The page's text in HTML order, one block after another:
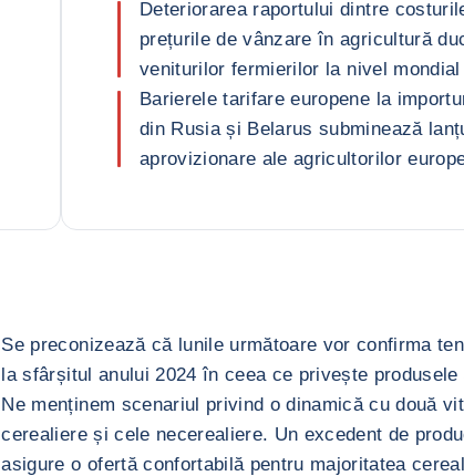
Deteriorarea raportului dintre
prețurile de vânzare în agricultură
veniturilor fermierilor la nivel mondial
Barierele tarifare europene la
din Rusia și Belarus subminează
aprovizionare ale agricultorilor
Se preconizează că lunile următoare vor confirma
la sfârșitul anului 2024 în ceea ce privește produsele
Ne menținem scenariul privind o dinamică cu două
cerealiere și cele necerealiere. Un excedent de
asigure o ofertă confortabilă pentru majoritatea